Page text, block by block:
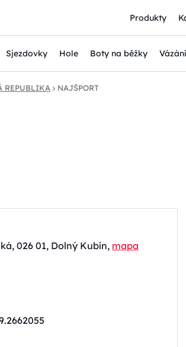
Produkty
Sjezdovky Hole Boty na běžky
REPUBLIKA NAJŠPORT
026 01, Dolný Kubín, mapa